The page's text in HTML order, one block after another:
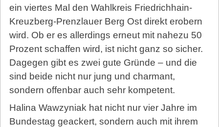
ein viertes Mal den Wahlkreis Friedrichhain-
Kreuzberg-Prenzlauer Berg Ost direkt erobern
wird. Ob er es allerdings erneut mit nahezu 50
Prozent schaffen wird, ist nicht ganz so sicher.
Dagegen gibt es zwei gute Gründe – und die
sind beide nicht nur jung und charmant,
sondern offenbar auch sehr kompetent.
Halina Wawzyniak hat nicht nur vier Jahre im
Bundestag geackert, sondern auch mit ihrem